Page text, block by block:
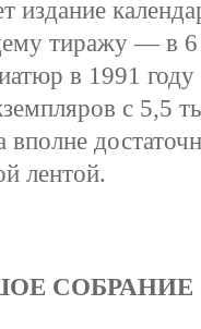
издание
тиражу — в 6
в 1991
с 5,5
вполне
лентой.
СОБРАНИЕ